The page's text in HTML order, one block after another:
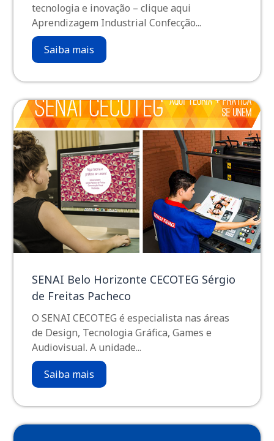
tecnologia e inovação – clique aqui
Aprendizagem Industrial Confecção...
Saiba mais
SENAI Belo Horizonte CECOTEG Sérgio
de Freitas Pacheco
O SENAI CECOTEG é especialista nas áreas
de Design, Tecnologia Gráfica, Games e
Audiovisual. A unidade...
Saiba mais